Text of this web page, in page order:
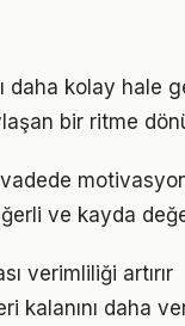
daha kolay hale
bir ritme
ve kayda
verimliliği artırır
kalanını daha